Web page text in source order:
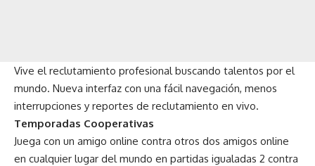
Vive el reclutamiento profesional buscando talentos por el
mundo. Nueva interfaz con una fácil navegación, menos
interrupciones y reportes de reclutamiento en vivo.
Temporadas Cooperativas
Juega con un amigo online contra otros dos amigos online
en cualquier lugar del mundo en partidas igualadas 2 contra